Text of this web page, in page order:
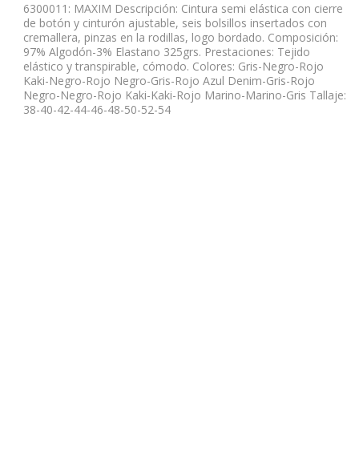
6300011: MAXIM Descripción: Cintura semi elástica con cierre
de botón y cinturón ajustable, seis bolsillos insertados con
cremallera, pinzas en la rodillas, logo bordado. Composición:
97% Algodón-3% Elastano 325grs. Prestaciones: Tejido
elástico y transpirable, cómodo. Colores: Gris-Negro-Rojo
Kaki-Negro-Rojo Negro-Gris-Rojo Azul Denim-Gris-Rojo
Negro-Negro-Rojo Kaki-Kaki-Rojo Marino-Marino-Gris Tallaje:
38-40-42-44-46-48-50-52-54